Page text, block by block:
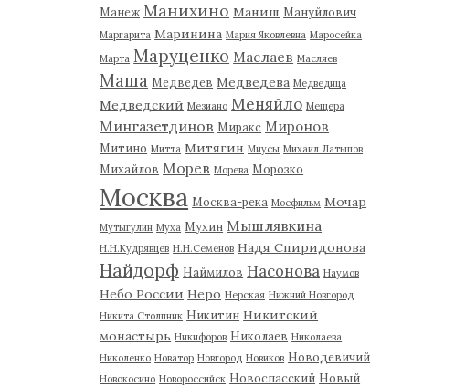
Манеж Манихино Маниш Мануйлович
Маргарита Маринина Мария Яковлевна Маросейка
Марта Маруценко Маслаев Масляев
Маша Медведев Медведева Медведица
Медведский Мезиано Меняйло Мещера
Мингазетдинов Миракс Миронов
Митино Митта Митягин Миусы Михаил Латыпов
Михайлов Морев Морева Морозко
Москва Москва-река Мосфильм Мочар
Мутыгулин Муха Мухин Мышлявкина
Н.Н.Кудрявцев Н.Н.Семенов Надя Спиридонова
Найдорф Наймилов Насонова Наумов
Небо России Неро Нерская Нижний Новгород
Никита Столпник Никитин Никитский
монастырь Никифоров Николаев Николаева
Николенко Новатор Новгород Новиков Новодевичий
Новокосино Новороссийск Новоспасский Новый